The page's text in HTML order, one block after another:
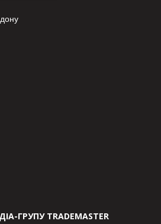
ГРУПУ TRADEMASTER